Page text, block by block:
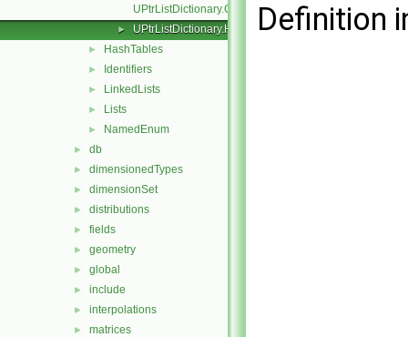
UPtrListDictionary.C
► UPtrListDictionary.H
► HashTables
► Identifiers
► LinkedLists
► Lists
► NamedEnum
► db
► dimensionedTypes
► dimensionSet
► distributions
► fields
► geometry
► global
► include
► interpolations
► matrices
Definition